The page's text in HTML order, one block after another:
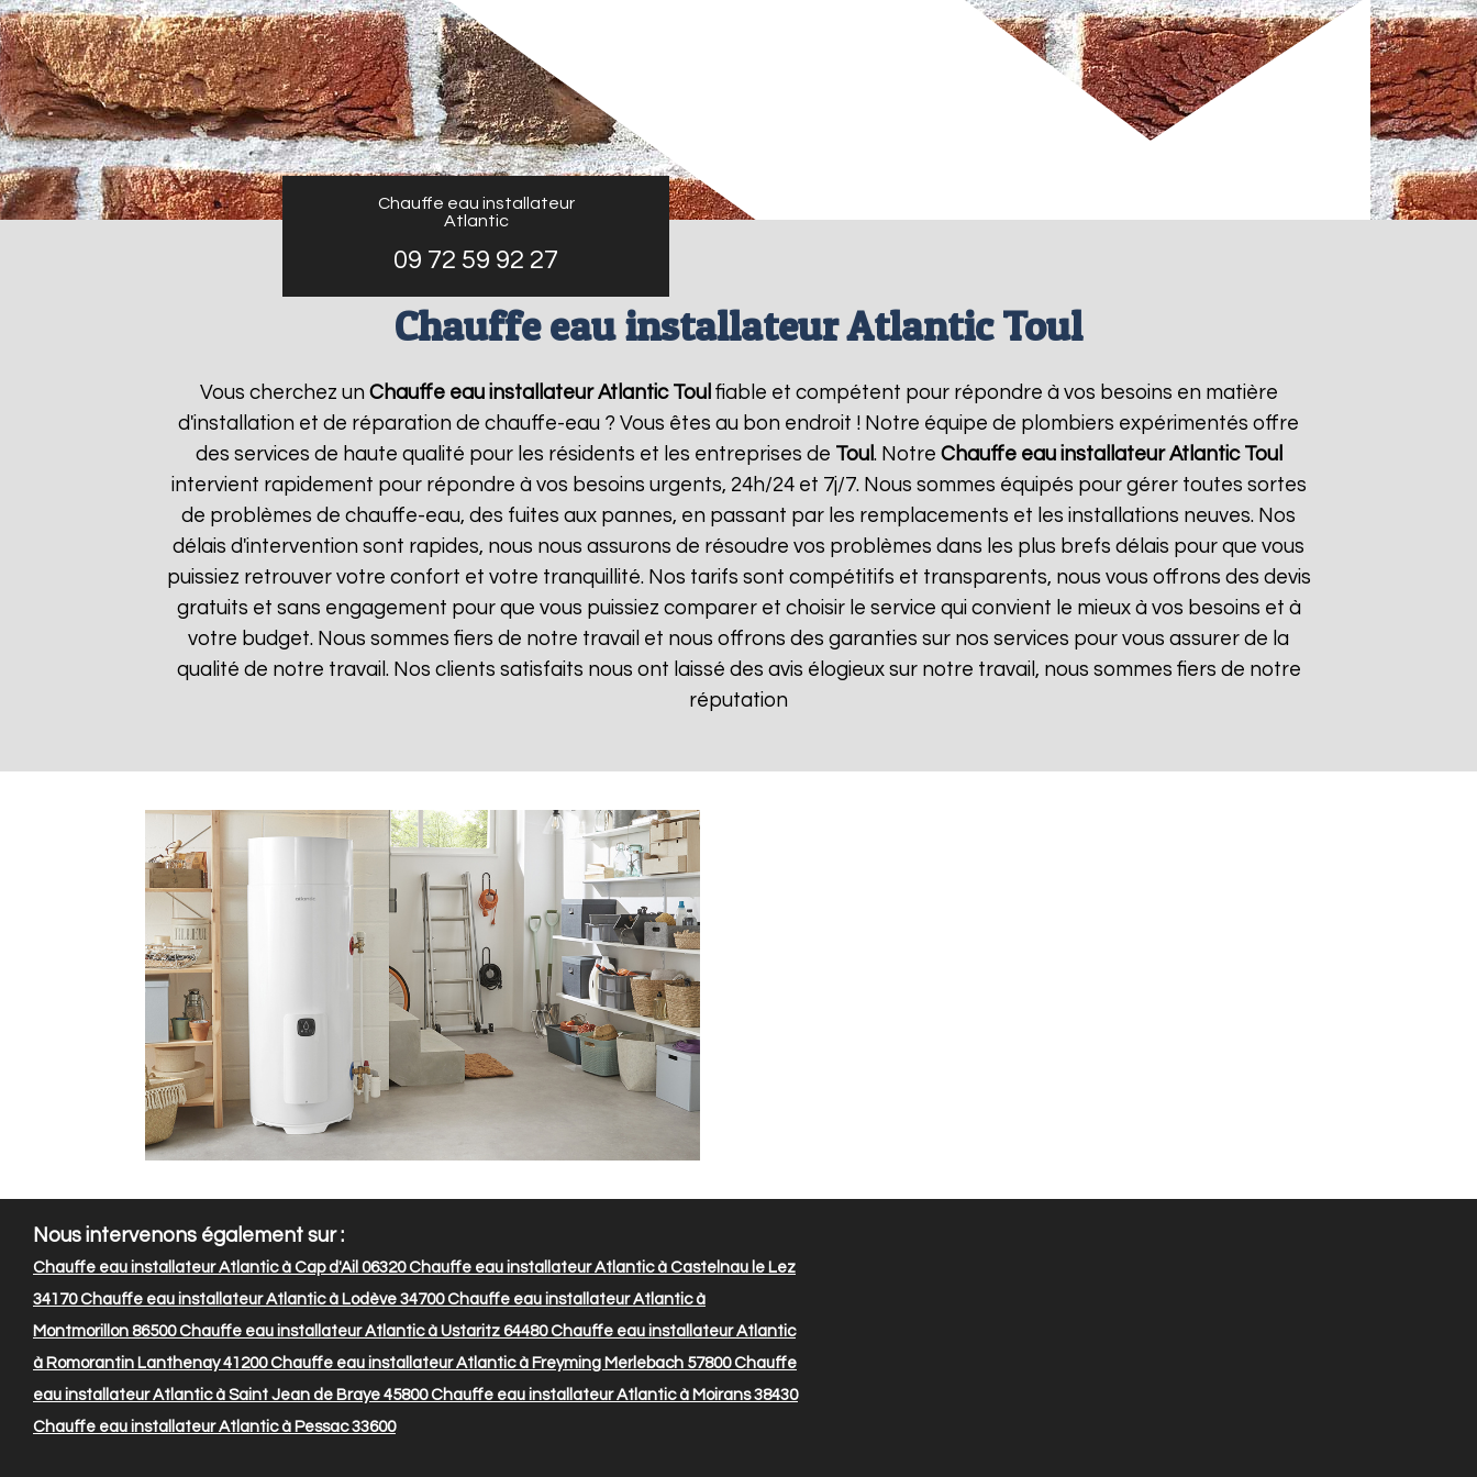
Chauffe eau installateur
Atlantic
09 72 59 92 27
Chauffe eau installateur Atlantic Toul
Vous cherchez un Chauffe eau installateur Atlantic Toul fiable et compétent pour répondre à vos besoins en matière
d'installation et de réparation de chauffe-eau ? Vous êtes au bon endroit ! Notre équipe de plombiers expérimentés offre
des services de haute qualité pour les résidents et les entreprises de Toul . Notre Chauffe eau installateur Atlantic Toul
intervient rapidement pour répondre à vos besoins urgents, 24h/24 et 7j/7. Nous sommes équipés pour gérer toutes sortes
de problèmes de chauffe-eau, des fuites aux pannes, en passant par les remplacements et les installations neuves. Nos
délais d'intervention sont rapides, nous nous assurons de résoudre vos problèmes dans les plus brefs délais pour que vous
puissiez retrouver votre confort et votre tranquillité. Nos tarifs sont compétitifs et transparents, nous vous offrons des devis
gratuits et sans engagement pour que vous puissiez comparer et choisir le service qui convient le mieux à vos besoins et à
votre budget. Nous sommes fiers de notre travail et nous offrons des garanties sur nos services pour vous assurer de la
qualité de notre travail. Nos clients satisfaits nous ont laissé des avis élogieux sur notre travail, nous sommes fiers de notre
réputation
Nous intervenons également sur :
Chauffe eau installateur Atlantic à Cap d'Ail 06320Chauffe eau installateur Atlantic à Castelnau le Lez
34170Chauffe eau installateur Atlantic à Lodève 34700Chauffe eau installateur Atlantic à
Montmorillon 86500Chauffe eau installateur Atlantic à Ustaritz 64480Chauffe eau installateur Atlantic
à Romorantin Lanthenay 41200Chauffe eau installateur Atlantic à Freyming Merlebach 57800Chauffe
eau installateur Atlantic à Saint Jean de Braye 45800Chauffe eau installateur Atlantic à Moirans 38430
Chauffe eau installateur Atlantic à Pessac 33600